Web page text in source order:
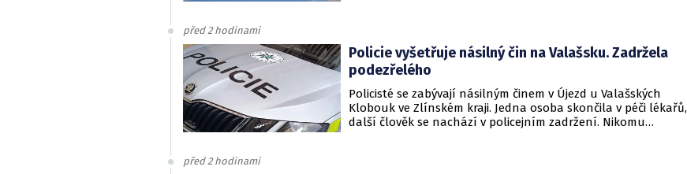
před 2 hodinami
Policie vyšetřuje násilný čin na Valašsku. Zadržela
podezřelého
Policisté se zabývají násilným činem v Újezd u Valašských
Klobouk ve Zlínském kraji. Jedna osoba skončila v péči lékařů,
další člověk se nachází v policejním zadržení. Nikomu
před 2 hodinami